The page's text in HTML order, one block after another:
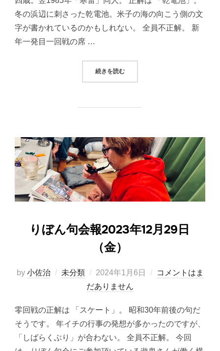
冬の浜辺に刺さった乾電池。米子の海の向こう側の文
字が書かれているのかもしれない。 全員不正解。 新
年一発目一回戦の席 …
続きを読む“りぼん句会報2024年1月5日（金）
りぼん句会報2023年12月29日
（金）
by 小佐治 未分類
投
稿
2024年1月6日
コメントはま
だありません
零回戦の正解は 「スケート」。 昭和30年前後の句だ
そうです。 年イチの行事の発想が多かったのですが、
「しばらくぶり」が合わない。 全員不正解。 今回